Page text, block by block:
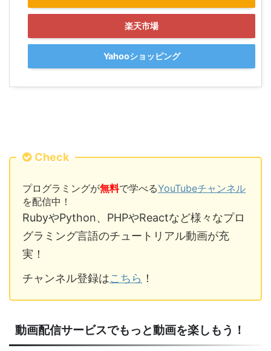
楽天市場
Yahooショッピング
Check
プログラミングが無料で学べるYouTubeチャンネル
を配信中！
RubyやPython、PHPやReactなど様々なプロ
グラミング言語のチュートリアル動画が充
実！
チャンネル登録はこちら ！
動画配信サービスでもっと動画を楽しもう！